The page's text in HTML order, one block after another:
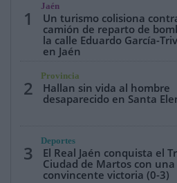
1
Jaén
Un turismo colisiona
camión de reparto de
la calle Eduardo García-
en Jaén
2
Provincia
Hallan sin vida al hombre
desaparecido en Santa
3
Deportes
El Real Jaén conquista el
Ciudad de Martos con una
convincente victoria (0-3)